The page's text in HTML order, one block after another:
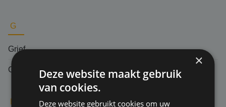
G
Grief
Gevolgschade
×
Deze website maakt gebruik
van cookies.
Deze website gebruikt cookies om uw